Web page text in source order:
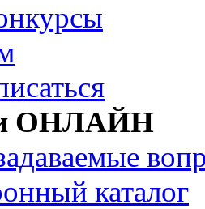
ОНЛАЙН
каталог